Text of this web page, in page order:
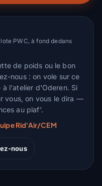
PWC, à fond dedans
de poids ou le bon
nous : on vole sur ce
à l'atelier d'Oderen. Si
vous, on vous le dira —
au plaf'.
Rid'Air/CEM
nous